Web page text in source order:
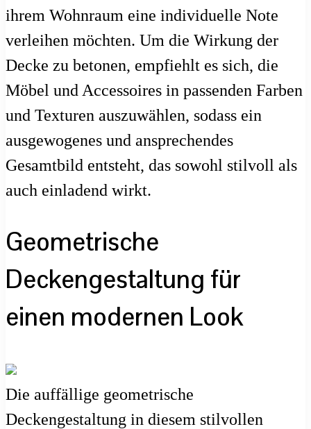
ihrem Wohnraum eine individuelle Note
verleihen möchten. Um die Wirkung der
Decke zu betonen, empfiehlt es sich, die
Möbel und Accessoires in passenden Farben
und Texturen auszuwählen, sodass ein
ausgewogenes und ansprechendes
Gesamtbild entsteht, das sowohl stilvoll als
auch einladend wirkt.
Geometrische
Deckengestaltung für
einen modernen Look
Die auffällige geometrische
Deckengestaltung in diesem stilvollen